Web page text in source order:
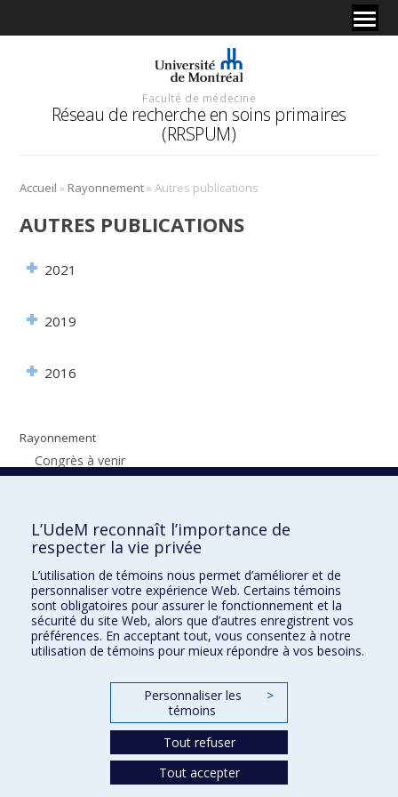
Faculté de médecine
Réseau de recherche en soins primaires
(RRSPUM)
Accueil » Rayonnement»Autres publications
Rayonnement
Congrès à venir
Le RRSPUM était présent
Présentations
Publications
Rapports
Articles publiés dans des revues avec comité de pairs
AUTRES PUBLICATIONS
2021
2019
2016
L’UdeM reconnaît l’importance de
respecter la vie privée
L’utilisation de témoins nous permet d’améliorer et de
personnaliser votre expérience Web. Certains témoins
sont obligatoires pour assurer le fonctionnement et la
sécurité du site Web, alors que d’autres enregistrent vos
préférences. En acceptant tout, vous consentez à notre
utilisation de témoins pour mieux répondre à vos besoins.
Personnaliser les
témoins
>
Tout refuser
Tout accepter